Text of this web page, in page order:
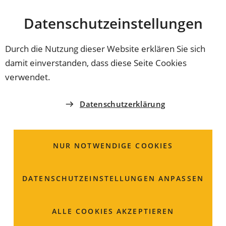
Datenschutz­einstellungen
Durch die Nutzung dieser Website erklären Sie sich
damit einverstanden, dass diese Seite Cookies
verwendet.
Datenschutzerklärung
NUR NOTWENDIGE COOKIES
DATENSCHUTZ­EINSTELLUNGEN ANPASSEN
ALLE COOKIES AKZEPTIEREN
INHALT ANSPRINGEN
Coburg
STABSSTELLE DEMOGRAFIE, BILDUNG & FAMILIE
96450 Coburg
09561 89-63011